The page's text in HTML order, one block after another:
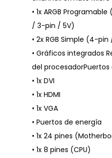
• 1x ARGB
/ 3-pin / 5V)
• 2x RGB Simple (4-pin
• Gráficos integrados
del procesadorPuertos
• 1x DVI
• 1x HDMI
• 1x VGA
• Puertos de energía
• 1x 24 pines
• 1x 8 pines (CPU)